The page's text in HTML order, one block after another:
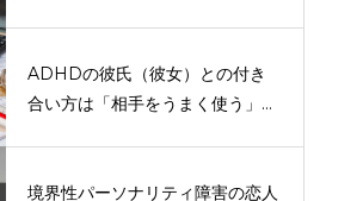
ADHDの彼氏（彼女）との付き
合い方は「相手をうまく使う」で
境界性パーソナリティ障害の恋人